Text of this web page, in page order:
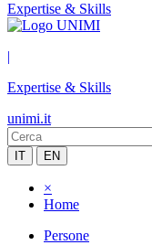
Expertise & Skills
|
Expertise & Skills
unimi.it
IT EN
×
Home
Persone